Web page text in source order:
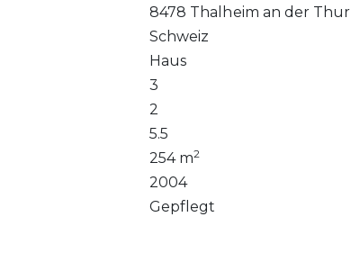
8478 Thalheim an der Thur
Schweiz
Haus
3
2
5.5
254 m2
2004
Gepflegt